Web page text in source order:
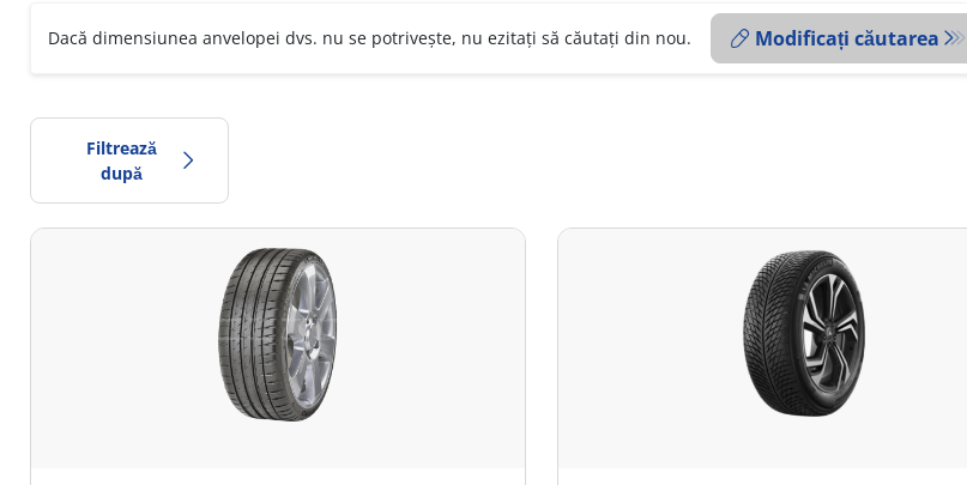
Dacă dimensiunea anvelopei dvs. nu se potrivește, nu ezitați să căutați din nou. Modificați căutarea
Filtrează
după
2335
Toate tipurile (3)